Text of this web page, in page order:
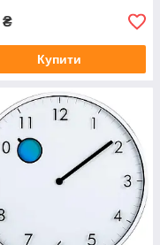
₴
Купити